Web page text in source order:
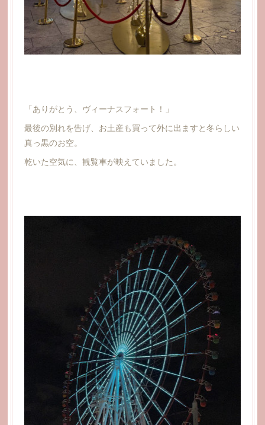
「ありがとう、ヴィーナスフォート！」
最後の別れを告げ、お土産も買って外に出ますと冬らしい
真っ黒のお空。
乾いた空気に、観覧車が映えていました。